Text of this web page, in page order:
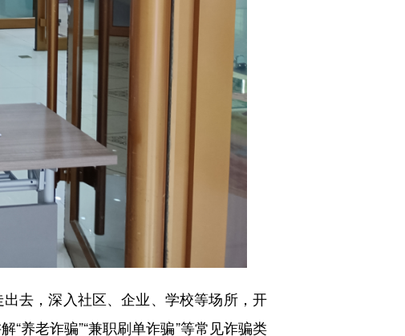
去，深入社区、企业、学校等场所，开
养老诈骗”“兼职刷单诈骗”等常见诈骗类